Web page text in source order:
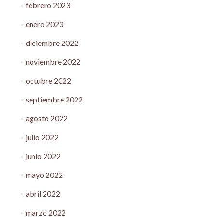
febrero 2023
enero 2023
diciembre 2022
noviembre 2022
octubre 2022
septiembre 2022
agosto 2022
julio 2022
junio 2022
mayo 2022
abril 2022
marzo 2022